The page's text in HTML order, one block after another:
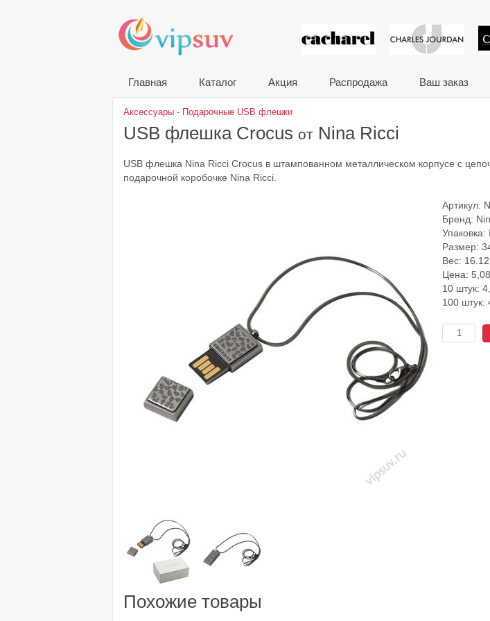
VIP сувениры
Главная Каталог Акция Распродажа Ваш заказ
Аксессуары - Подарочные USB флешки
USB флешка Crocus от Nina Ricci
USB флешка Nina Ricci Crocus в штампованном металлическом корпусе с
подарочной коробочке Nina Ricci.
Артикул:
Бренд:
Упаковка:
Размер:
Вес: 16.12
Цена:
10 штук:
100 штук:
Похожие товары